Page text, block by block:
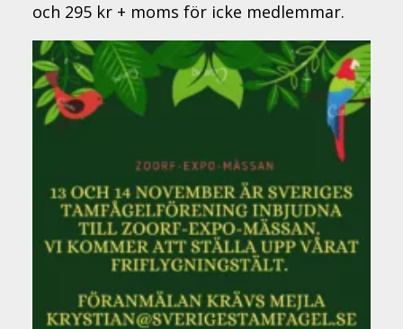
och 295 kr + moms för icke medlemmar.